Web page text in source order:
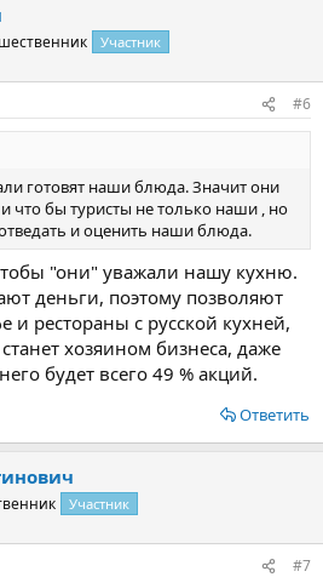
Участник
#6
готовят наши блюда. Значит они
что бы туристы не только наши , но
и оценить наши блюда.
"они" уважали нашу кухню.
деньги, поэтому позволяют
и рестораны с русской кухней,
хозяином бизнеса, даже
будет всего 49 % акций.
Ответить
Участник
#7